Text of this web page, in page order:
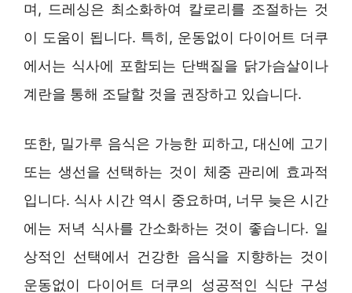
며, 드레싱은 최소화하여 칼로리를 조절하는 것
이 도움이 됩니다. 특히, 운동없이 다이어트 더쿠
에서는 식사에 포함되는 단백질을 닭가슴살이나
계란을 통해 조달할 것을 권장하고 있습니다.
또한, 밀가루 음식은 가능한 피하고, 대신에 고기
또는 생선을 선택하는 것이 체중 관리에 효과적
입니다. 식사 시간 역시 중요하며, 너무 늦은 시간
에는 저녁 식사를 간소화하는 것이 좋습니다. 일
상적인 선택에서 건강한 음식을 지향하는 것이
운동없이 다이어트 더쿠의 성공적인 식단 구성